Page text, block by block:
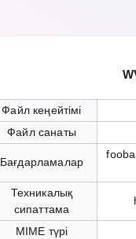
Файл кеңейтімі
Файл санаты
Бағдарламалар
Техникалық
сипаттама
MIME түрі